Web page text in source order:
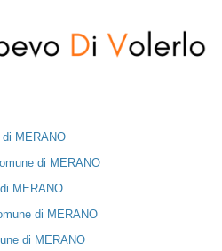
MERANO
di MERANO
MERANO
di MERANO
di MERANO